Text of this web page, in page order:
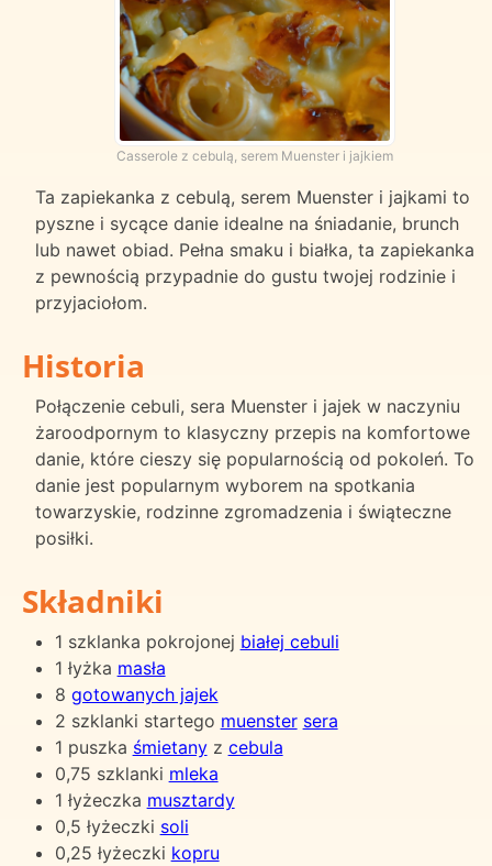
Casserole z cebulą, serem Muenster i jajkiem
Ta zapiekanka z cebulą, serem Muenster i jajkami to
pyszne i sycące danie idealne na śniadanie, brunch
lub nawet obiad. Pełna smaku i białka, ta zapiekanka
z pewnością przypadnie do gustu twojej rodzinie i
przyjaciołom.
Historia
Połączenie cebuli, sera Muenster i jajek w naczyniu
żaroodpornym to klasyczny przepis na komfortowe
danie, które cieszy się popularnością od pokoleń. To
danie jest popularnym wyborem na spotkania
towarzyskie, rodzinne zgromadzenia i świąteczne
posiłki.
Składniki
1 szklanka pokrojonej białej cebuli
1 łyżka masła
8 gotowanych jajek
2 szklanki startego muenster sera
1 puszka śmietanyz cebula
0,75 szklanki mleka
1 łyżeczka musztardy
0,5 łyżeczki soli
0,25 łyżeczki kopru